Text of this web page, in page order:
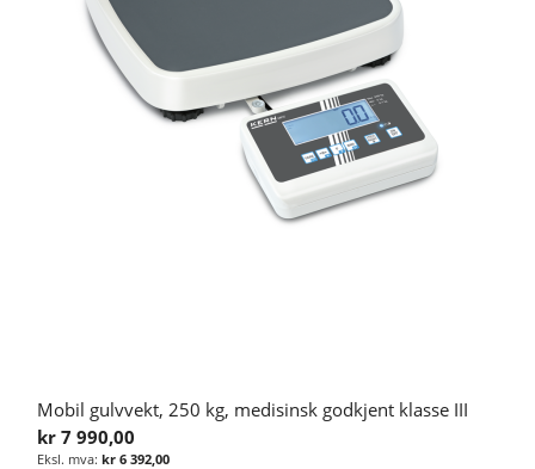
Mobil gulvvekt, 250 kg, medisinsk godkjent klasse III
kr 7 990,00
kr 6 392,00